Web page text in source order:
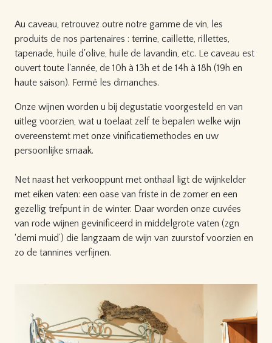
Au caveau, retrouvez outre notre gamme de vin, les
produits de nos partenaires : terrine, caillette, rillettes,
tapenade, huile d'olive, huile de lavandin, etc. Le caveau est
ouvert toute l'année, de 10h à 13h et de 14h à 18h (19h en
haute saison). Fermé les dimanches.
Onze wijnen worden u bij degustatie voorgesteld en van
uitleg voorzien, wat u toelaat zelf te bepalen welke wijn
overeenstemt met onze vinificatiemethodes en uw
persoonlijke smaak.
Net naast het verkooppunt met onthaal ligt de wijnkelder
met eiken vaten: een oase van friste in de zomer en een
gezellig trefpunt in de winter. Daar worden onze cuvées
van rode wijnen gevinificeerd in middelgrote vaten (zgn
‘demi muid’) die langzaam de wijn van zuurstof voorzien en
zo de tannines verfijnen.